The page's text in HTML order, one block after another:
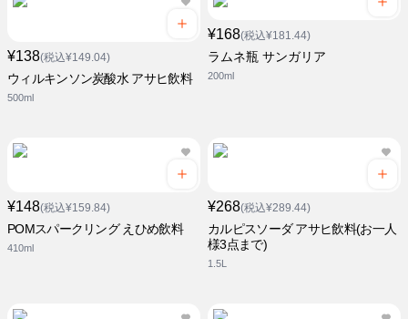
¥138(税込¥149.04)
ウィルキンソン炭酸水 アサヒ飲料
500ml
¥168(税込¥181.44)
ラムネ瓶 サンガリア
200ml
¥148(税込¥159.84)
POMスパークリング えひめ飲料
410ml
¥268(税込¥289.44)
カルピスソーダ アサヒ飲料(お一人
様3点まで)
1.5L